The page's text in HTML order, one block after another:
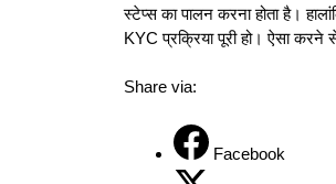
स्टेप्स का पालन करना होता है।
KYC प्रक्रिया पूरी हो। ऐसा करने
Share via:
Facebook